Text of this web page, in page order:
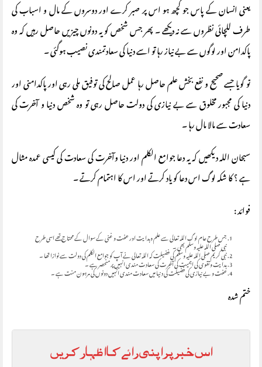
یعنی انسان کے پاس جو کچھ ہو اس پر صبر کرے اور دوسروں کے مال و اسباب کی
طرف للچائی نظروں سے نہ دیکھے ۔ پھر جس شخص کو یہ دونوں چیزیں حاصل رہیں کہ وہ
پاکدامن اور لوگوں سے بے نیاز رہا تو اسے دنیا کی سعادتمندی نصیب ہوگئی ۔
تو گویا جسے صحیح و نفع بخش علم حاصل رہا عمل صالح کی توفیق ملی رہی اور پاکدامنی اور
دنیا کی مجبور مخلوق سے بے نیازی کی دولت حاصل رہی تو وہ شخص دنیا و آخرت کی
سعادت سے مالا مال رہا ۔
سبحان اللہ دیکھیں کہ یہ دعا جوامع الکلم اور دنیا وآخرت کی سعادت کی کیسی عمدہ مثال
ہے ؟ کا شکہ لوگ اس دعا کو یاد کرتے اور اس کا اہتمام کرتے ۔
فوائد :
جس طرح عام لوگ اللہ تعالی سے علم وہدایت اور عفت و غنی کے سوال کے محتاج تھے اسی طرح
نبی صلی اللہ علیہ وسلم بھی ۔
نبی کریم صلی اللہ علیہ وسلم کی فضیلت کہ اللہ تعالی نے آپ کو جوامع الکلم کی دولت سے نوازا تھا ۔
ہدایت وتقوی کی اہمیت کی آخرت کی سعادت مندی انہیں پر منحصر ہے ۔
عفت و بے نیازی کی فضیلت کی دنیا میں سعادت مندی انہیں دونوں کی مرہون منت ہے ۔
ختم شدہ
اس خبر پر اپنی رائے کا اظہار کریں